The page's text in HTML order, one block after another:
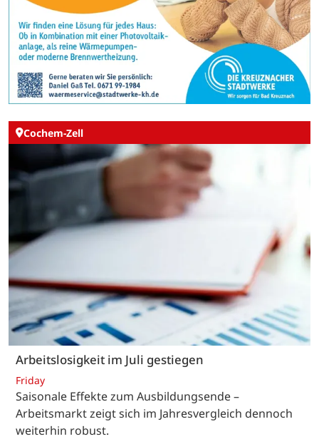
Cochem-Zell
Arbeitslosigkeit im Juli gestiegen
Friday
Saisonale Effekte zum Ausbildungsende –
Arbeitsmarkt zeigt sich im Jahresvergleich dennoch
weiterhin robust.